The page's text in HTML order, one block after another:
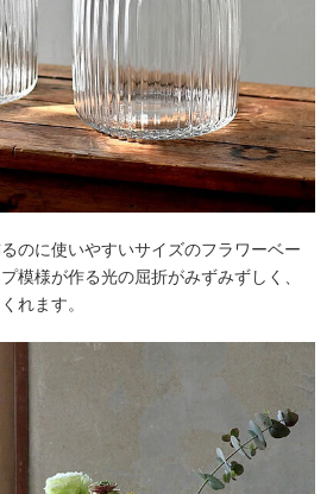
のに使いやすいサイズのフラワーベー
模様が作る光の屈折がみずみずしく、
れます。